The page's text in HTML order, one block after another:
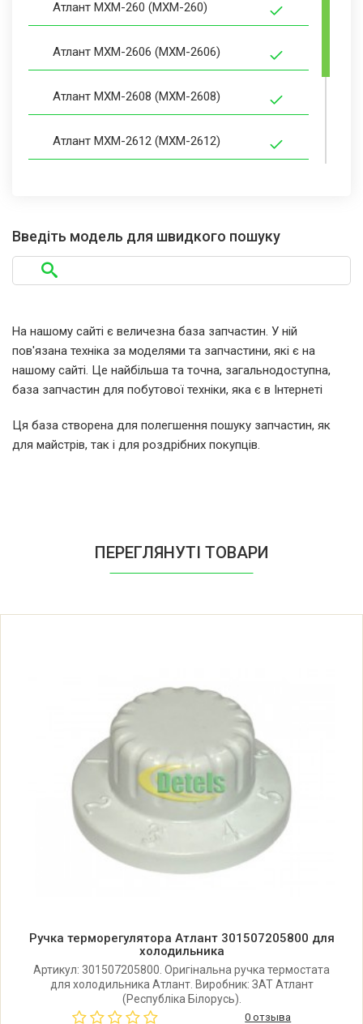
Атлант МХМ-260 (MXM-260)
Атлант МХМ-2606 (MXM-2606)
Атлант МХМ-2608 (MXM-2608)
Атлант МХМ-2612 (MXM-2612)
Атлант МХМ-2706 (MXM-2706)
Атлант МХМ-2712 (MXM-2712)
Введіть модель для швидкого пошуку
На нашому сайті є величезна база запчастин. У ній
пов'язана техніка за моделями та запчастини, які є на
нашому сайті. Це найбільша та точна, загальнодоступна,
база запчастин для побутової техніки, яка є в Інтернеті
Ця база створена для полегшення пошуку запчастин, як
для майстрів, так і для роздрібних покупців.
ПЕРЕГЛЯНУТІ ТОВАРИ
Ручка терморегулятора Атлант 301507205800 для
холодильника
Артикул: 301507205800. Оригінальна ручка термостата
для холодильника Атлант. Виробник: ЗАТ Атлант
(Республіка Білорусь).
0 отзыва